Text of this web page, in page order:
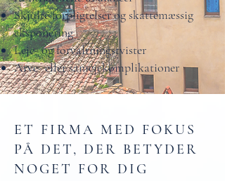
Skjulte forpligtelser og skattemæssig
eksponering
Leje- og forvaltningstvister
Arve- eller samejekomplikationer
ET FIRMA MED FOKUS
PÅ DET, DER BETYDER
NOGET FOR DIG